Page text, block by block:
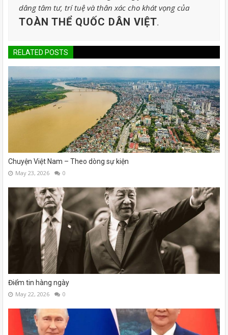
dâng tâm tư, trí tuệ và thân xác cho khát vọng của
TOÀN THỂ QUỐC DÂN VIỆT.
RELATED POSTS
Chuyện Việt Nam – Theo dòng sự kiện
May 23, 2026 0
Điểm tin hàng ngày
May 22, 2026 0